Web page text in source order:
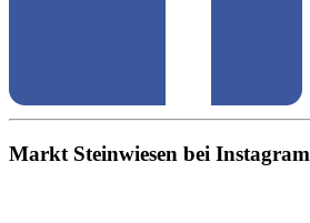
Markt Steinwiesen bei Instagram